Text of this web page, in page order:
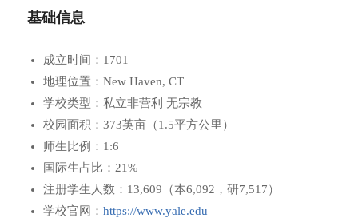
基础信息
成立时间：1701
地理位置：New Haven, CT
学校类型：私立非营利 无宗教
校园面积：373英亩（1.5平方公里）
师生比例：1:6
国际生占比：21%
注册学生人数：13,609（本6,092，研7,517）
学校官网： https://www.yale.edu